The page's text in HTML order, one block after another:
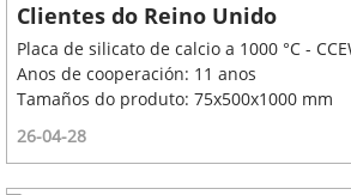
Clientes do Reino Unido
Placa de silicato de calcio a 1000 °C -
Anos de cooperación: 11 anos
Tamaños do produto: 75x500x1000 mm
26-04-28